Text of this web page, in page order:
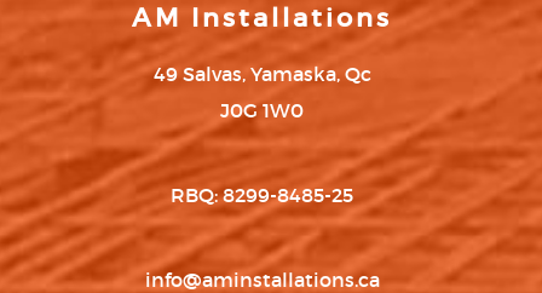
AM Installations
49 Salvas, Yamaska, Qc
J0G 1W0
RBQ: 8299-8485-25
info@aminstallations.ca